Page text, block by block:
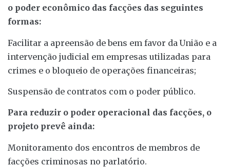
o poder econômico das facções das seguintes
formas:
Facilitar a apreensão de bens em favor da União e a
intervenção judicial em empresas utilizadas para
crimes e o bloqueio de operações financeiras;
Suspensão de contratos com o poder público.
Para reduzir o poder operacional das facções, o
projeto prevê ainda:
Monitoramento dos encontros de membros de
facções criminosas no parlatório.